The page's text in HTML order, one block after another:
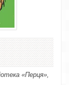
«Перця»,